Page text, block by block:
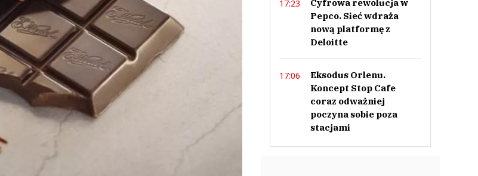
17:23
Cyfrowa rewolucja w
Pepco. Sieć wdraża
nową platformę z
Deloitte
17:06
Eksodus Orlenu.
Koncept Stop Cafe
coraz odważniej
poczyna sobie poza
stacjami